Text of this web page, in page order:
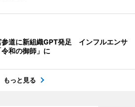
参道に新組織GPT発足 インフルエンサ
和の御師」に
もっと見る